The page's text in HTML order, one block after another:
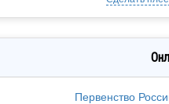
Первенство